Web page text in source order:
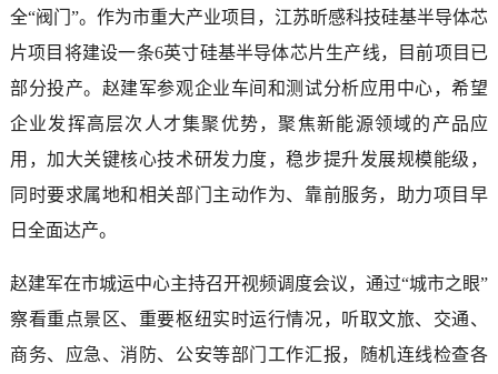
全“阀门”。作为市重大产业项目，江苏昕感科技硅基半导体芯
片项目将建设一条6英寸硅基半导体芯片生产线，目前项目已
部分投产。赵建军参观企业车间和测试分析应用中心，希望
企业发挥高层次人才集聚优势，聚焦新能源领域的产品应
用，加大关键核心技术研发力度，稳步提升发展规模能级，
同时要求属地和相关部门主动作为、靠前服务，助力项目早
日全面达产。
赵建军在市城运中心主持召开视频调度会议，通过“城市之眼”
察看重点景区、重要枢纽实时运行情况，听取文旅、交通、
商务、应急、消防、公安等部门工作汇报，随机连线检查各